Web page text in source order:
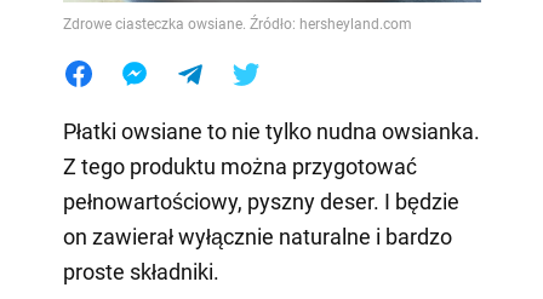
Zdrowe ciasteczka owsiane. Źródło: hersheyland.com
Płatki owsiane to nie tylko nudna owsianka.
Z tego produktu można przygotować
pełnowartościowy, pyszny deser. I będzie
on zawierał wyłącznie naturalne i bardzo
proste składniki.